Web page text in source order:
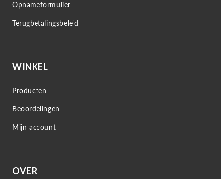
Opnameformulier
Terugbetalingsbeleid
WINKEL
Producten
Beoordelingen
Mijn account
OVER